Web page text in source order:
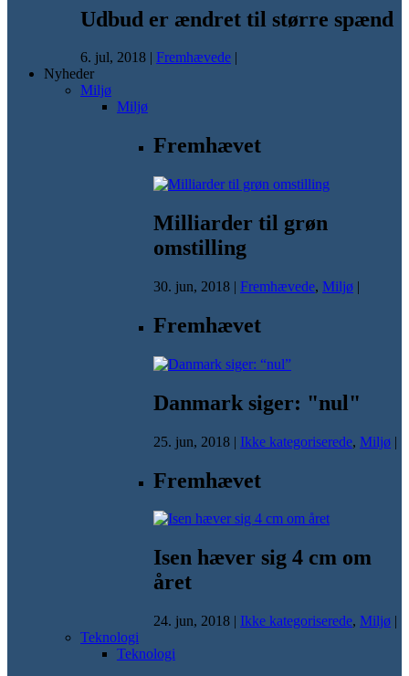
Udbud er ændret til større spænd
6. jul, 2018 | Fremhævede |
Nyheder
Miljø
Miljø
Fremhævet
Milliarder til grøn
omstilling
30. jun, 2018 | Fremhævede, Miljø |
Fremhævet
Danmark siger: "nul"
25. jun, 2018 | Ikke kategoriserede, Miljø |
Fremhævet
Isen hæver sig 4 cm om
året
24. jun, 2018 | Ikke kategoriserede, Miljø |
Teknologi
Teknologi